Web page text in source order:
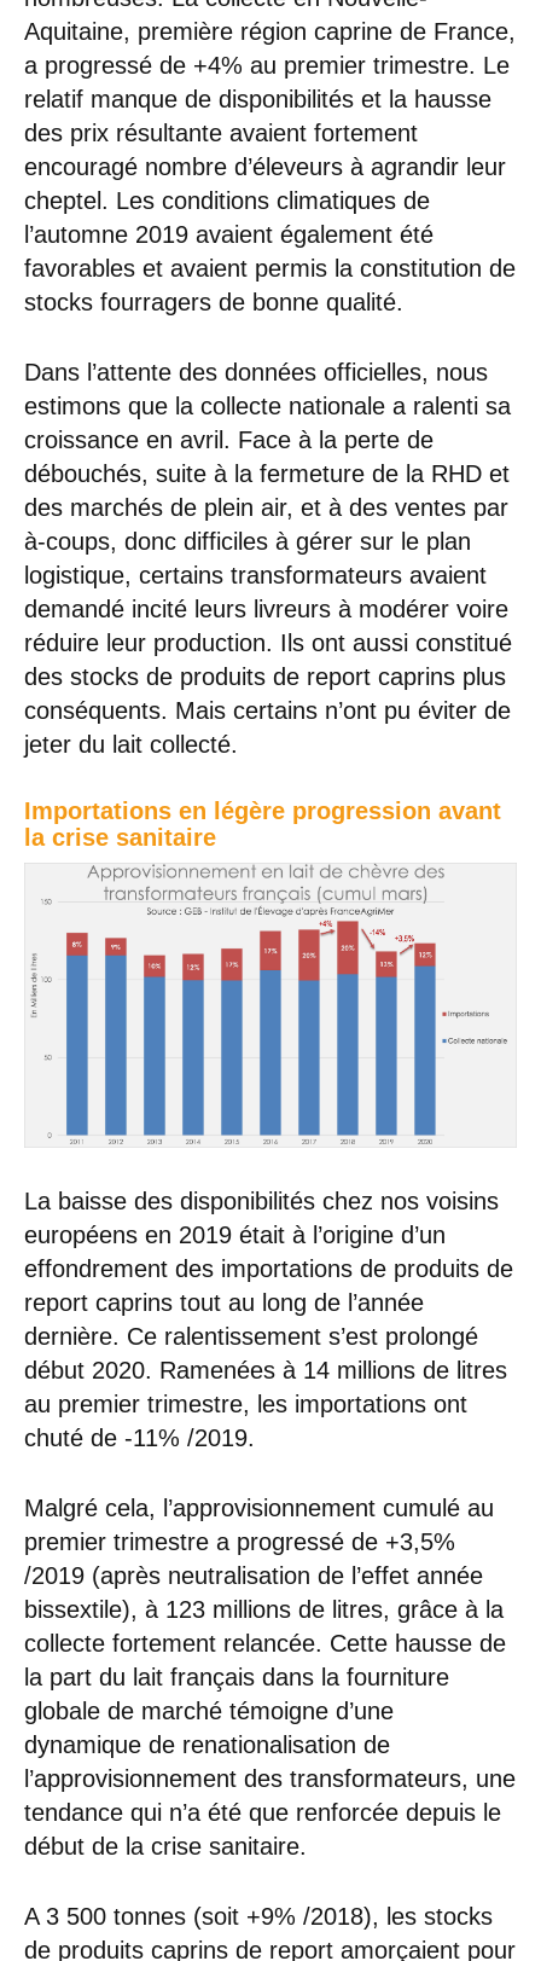
Aquitaine, première région caprine de France,
a progressé de +4% au premier trimestre. Le
relatif manque de disponibilités et la hausse
des prix résultante avaient fortement
encouragé nombre d’éleveurs à agrandir leur
cheptel. Les conditions climatiques de
l’automne 2019 avaient également été
favorables et avaient permis la constitution de
stocks fourragers de bonne qualité.
Dans l’attente des données officielles, nous
estimons que la collecte nationale a ralenti sa
croissance en avril. Face à la perte de
débouchés, suite à la fermeture de la RHD et
des marchés de plein air, et à des ventes par
à-coups, donc difficiles à gérer sur le plan
logistique, certains transformateurs avaient
demandé incité leurs livreurs à modérer voire
réduire leur production. Ils ont aussi constitué
des stocks de produits de report caprins plus
conséquents. Mais certains n’ont pu éviter de
jeter du lait collecté.
Importations en légère progression avant
la crise sanitaire
La baisse des disponibilités chez nos voisins
européens en 2019 était à l’origine d’un
effondrement des importations de produits de
report caprins tout au long de l’année
dernière. Ce ralentissement s’est prolongé
début 2020. Ramenées à 14 millions de litres
au premier trimestre, les importations ont
chuté de -11% /2019.
Malgré cela, l’approvisionnement cumulé au
premier trimestre a progressé de +3,5%
/2019 (après neutralisation de l’effet année
bissextile), à 123 millions de litres, grâce à la
collecte fortement relancée. Cette hausse de
la part du lait français dans la fourniture
globale de marché témoigne d’une
dynamique de renationalisation de
l’approvisionnement des transformateurs, une
tendance qui n’a été que renforcée depuis le
début de la crise sanitaire.
A 3 500 tonnes (soit +9% /2018), les stocks
de produits caprins de report amorçaient pour